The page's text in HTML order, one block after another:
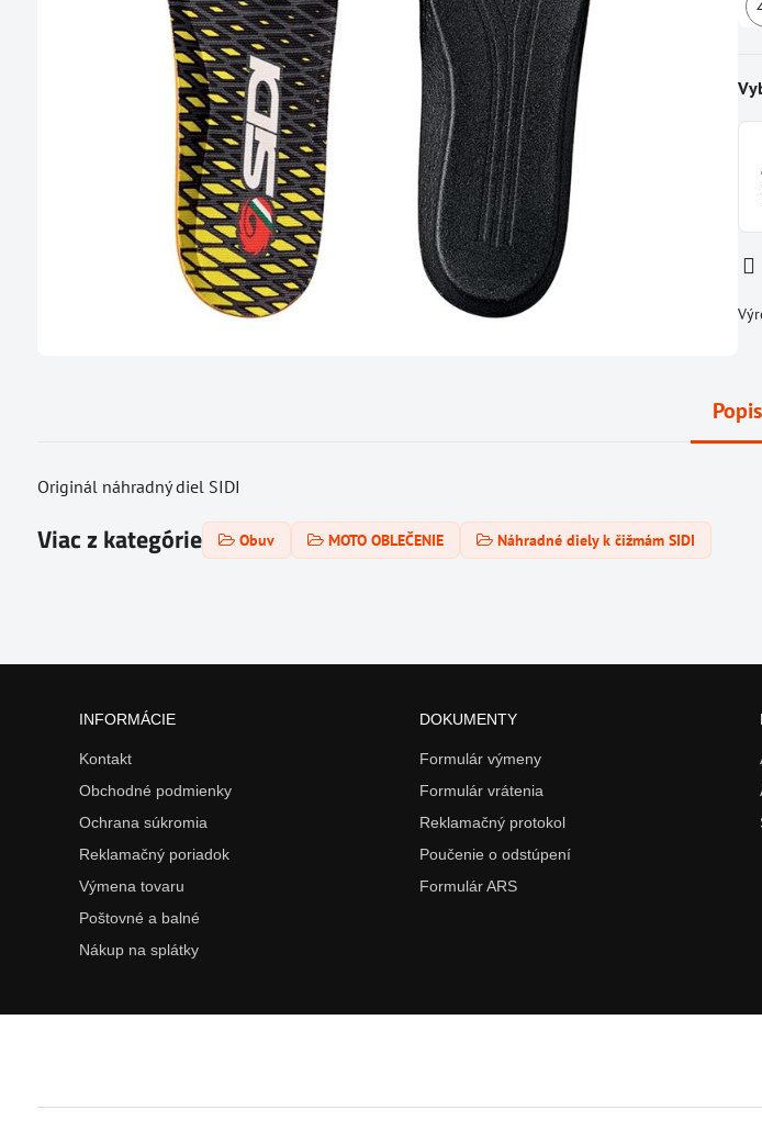
Popis
Originál náhradný diel SIDI
Viac z kategórie Obuv MOTO OBLEČENIE Náhradné diely k čižmám SIDI
INFORMÁCIE
Kontakt
Obchodné podmienky
Ochrana súkromia
Reklamačný poriadok
Výmena tovaru
Poštovné a balné
Nákup na splátky
DOKUMENTY
Formulár výmeny
Formulár vrátenia
Reklamačný protokol
Poučenie o odstúpení
Formulár ARS